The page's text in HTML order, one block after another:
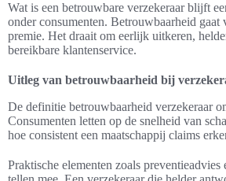
Wat is een betrouwbare verzekeraar blijft
onder consumenten. Betrouwbaarheid gaat
premie. Het draait om eerlijk uitkeren,
bereikbare klantenservice.
Uitleg van betrouwbaarheid bij
De definitie betrouwbaarheid verzekeraar
Consumenten letten op de snelheid van
hoe consistent een maatschappij claims
Praktische elementen zoals